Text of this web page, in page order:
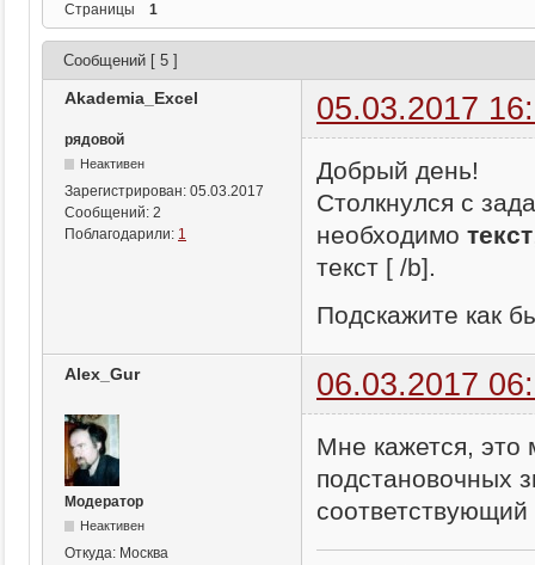
Страницы 1
Сообщений [ 5 ]
Akademia_Excel 05.03.2017
рядовой
Неактивен
Зарегистрирован: 05.03.2017
Сообщений: 2
Поблагодарили: 1
Добрый день!
Столкнулся с
необходимо текст
текст [ /b].
Подскажите как
Alex_Gur 06.03.2017
Модератор
Неактивен
Откуда: Москва
Мне кажется,
подстановочных